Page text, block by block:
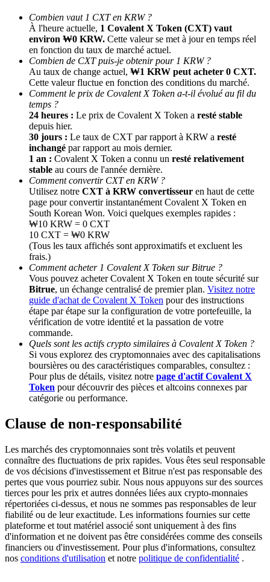
Parrainage
Invitez un ami pour recevoir des récompenses en espèces
BTC Welcome Rewards
BTC Welcome Rewards
Deposit & Trade BTC to Share 25000 USDT prize pool!
Deposit CASHCAT & Win
Share 500000 CASHCAT prize pool
Register & Trade to Win 500,000 USDT
Precious Metals Trading Carnival
Trade Gold & Silver · 33,333 USDT Bonus
USDT New User Exclusive 10% APR
Combien vaut 1 CXT en KRW ?
À l'heure actuelle, 1 Covalent X Token (CXT) vaut
environ ₩0 KRW. Cette valeur se met à jour en temps réel
en fonction du taux de marché actuel.
Combien de CXT puis-je obtenir pour 1 KRW ?
Au taux de change actuel, ₩1 KRW peut acheter 0 CXT.
Cette valeur fluctue en fonction des conditions du marché.
Comment le prix de Covalent X Token a-t-il évolué au fil du
temps ?
24 heures : Le prix de Covalent X Token a resté stable
depuis hier.
30 jours : Le taux de CXT par rapport à KRW a resté
inchangé par rapport au mois dernier.
1 an : Covalent X Token a connu un resté relativement
stable au cours de l'année dernière.
Comment convertir CXT en KRW ?
Utilisez notre CXT à KRW convertisseur en haut de cette
page pour convertir instantanément Covalent X Token en
South Korean Won. Voici quelques exemples rapides :
₩10 KRW = 0 CXT
10 CXT = ₩0 KRW
(Tous les taux affichés sont approximatifs et excluent les
frais.)
Comment acheter 1 Covalent X Token sur Bitrue ?
Vous pouvez acheter Covalent X Token en toute sécurité sur
Bitrue, un échange centralisé de premier plan. Visitez notre
guide d'achat de Covalent X Token pour des instructions
étape par étape sur la configuration de votre portefeuille, la
vérification de votre identité et la passation de votre
commande.
Quels sont les actifs crypto similaires à Covalent X Token ?
Si vous explorez des cryptomonnaies avec des capitalisations
boursières ou des caractéristiques comparables, consultez :
Pour plus de détails, visitez notre page d'actif Covalent X
Token pour découvrir des pièces et altcoins connexes par
catégorie ou performance.
Clause de non-responsabilité
Les marchés des cryptomonnaies sont très volatils et peuvent
connaître des fluctuations de prix rapides. Vous êtes seul responsable
de vos décisions d'investissement et Bitrue n'est pas responsable des
pertes que vous pourriez subir. Nous nous appuyons sur des sources
tierces pour les prix et autres données liées aux crypto-monnaies
répertoriées ci-dessus, et nous ne sommes pas responsables de leur
fiabilité ou de leur exactitude. Les informations fournies sur cette
plateforme et tout matériel associé sont uniquement à des fins
d'information et ne doivent pas être considérées comme des conseils
financiers ou d'investissement. Pour plus d'informations, consultez
nos conditions d'utilisation et notre politique de confidentialité .